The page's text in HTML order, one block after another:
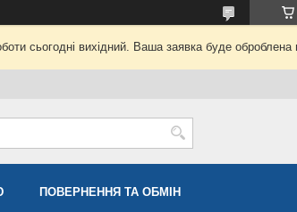
сьогодні вихідний. Ваша заявка буде
ПОВЕРНЕННЯ ТА ОБМІН